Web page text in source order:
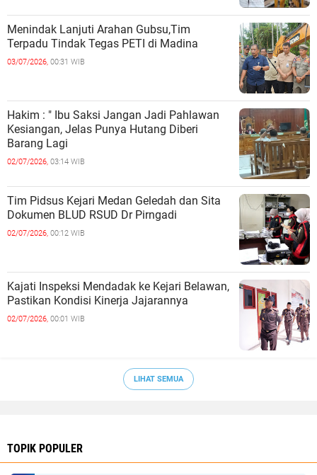
Menindak Lanjuti Arahan Gubsu,Tim
Terpadu Tindak Tegas PETI di Madina
03/07/2026, 00:31 WIB
Hakim : " Ibu Saksi Jangan Jadi Pahlawan
Kesiangan, Jelas Punya Hutang Diberi
Barang Lagi
02/07/2026, 03:14 WIB
Tim Pidsus Kejari Medan Geledah dan Sita
Dokumen BLUD RSUD Dr Pirngadi
02/07/2026, 00:12 WIB
Kajati Inspeksi Mendadak ke Kejari Belawan,
Pastikan Kondisi Kinerja Jajarannya
02/07/2026, 00:01 WIB
LIHAT SEMUA
TOPIK POPULER